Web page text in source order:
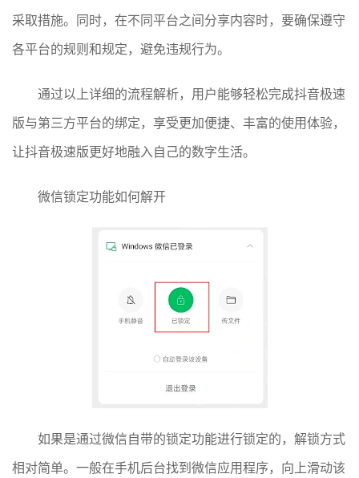
采取措施。同时，在不同平台之间分享内容时，要确保遵守
各平台的规则和规定，避免违规行为。
通过以上详细的流程解析，用户能够轻松完成抖音极速
版与第三方平台的绑定，享受更加便捷、丰富的使用体验，
让抖音极速版更好地融入自己的数字生活。
微信锁定功能如何解开
如果是通过微信自带的锁定功能进行锁定的，解锁方式
相对简单。一般在手机后台找到微信应用程序，向上滑动该